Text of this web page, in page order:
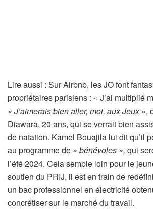
Lire aussi : A
r
t
i
l
e
r
é
s
Sur Airbnb, les JO font
propriétaires parisiens : « J’ai multiplié
« J’aimerais bien aller, moi, aux Jeux »,
Diawara, 20 ans, qui se verrait bien
de natation. Kamel Bouajila lui dit qu’il
au programme de « bénévoles », qui
l’été 2024. Cela semble loin pour le
soutien du PRIJ, il est en train de
un bac professionnel en électricité
concrétiser sur le marché du travail.